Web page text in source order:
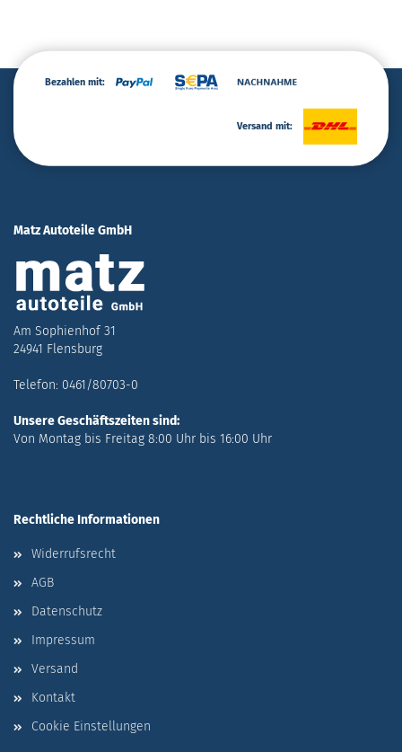
Bezahlen mit:
Versand mit:
Matz Autoteile GmbH
Am Sophienhof 31
24941 Flensburg
Telefon: 0461/80703-0
Unsere Geschäftszeiten sind:
Von Montag bis Freitag 8:00 Uhr bis 16:00 Uhr
Rechtliche Informationen
Widerrufsrecht
AGB
Datenschutz
Impressum
Versand
Kontakt
Cookie Einstellungen